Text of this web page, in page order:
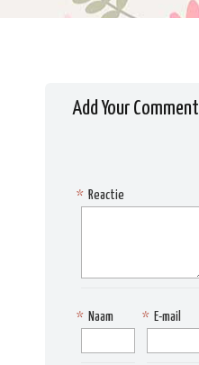
Add Your Comment
Reactie
*
Naam
* E-mail
*